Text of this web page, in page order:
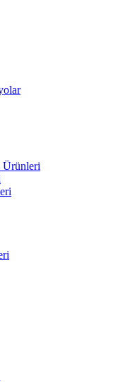
Ürünleri